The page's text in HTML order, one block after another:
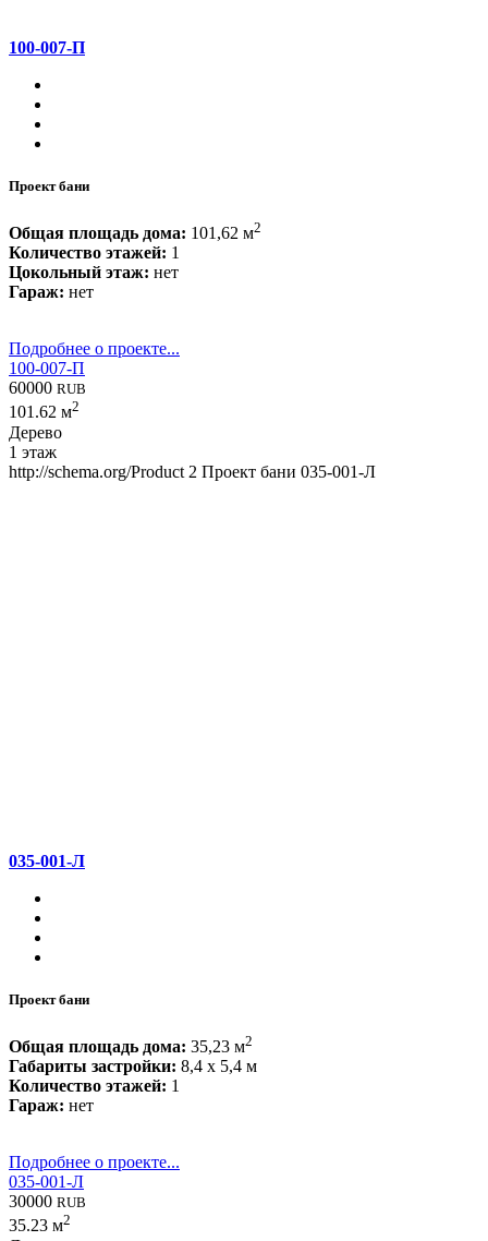
100-007-П
Проект бани
Общая площадь дома: 101,62 м2
Количество этажей: 1
Цокольный этаж: нет
Гараж: нет
Подробнее о проекте...
100-007-П
60000 RUB
101.62 м2
Дерево
1 этаж
http://schema.org/Product 2 Проект бани 035-001-Л
035-001-Л
Проект бани
Общая площадь дома: 35,23 м2
Габариты застройки: 8,4 x 5,4 м
Количество этажей: 1
Гараж: нет
Подробнее о проекте...
035-001-Л
30000 RUB
35.23 м2